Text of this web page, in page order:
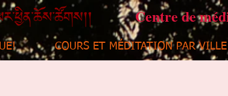
Centre de
COURS ET MÉDITATION PAR VILLE